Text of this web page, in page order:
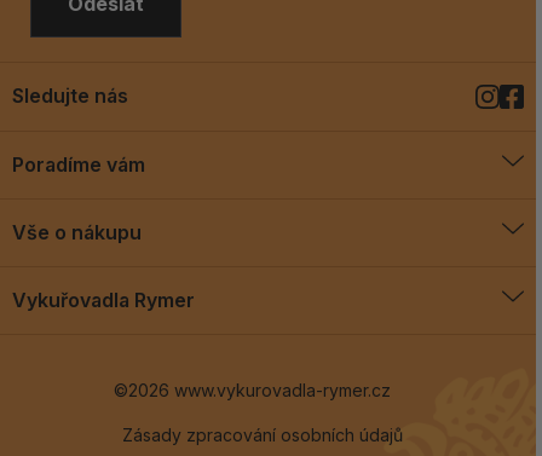
Poradíme vám
Blog
Vše o nákupu
Vykuřovadla Rymer
Sledujte nás
©2026 www.vykurovadla-rymer.cz
Zásady zpracování osobních údajů